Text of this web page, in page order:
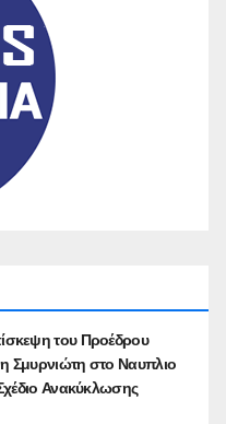
του Προέδρου
Σμυρνιώτη στο Ναυπλιο
Ανακύκλωσης